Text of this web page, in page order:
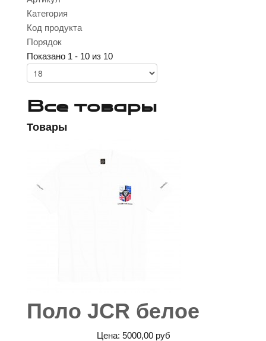
Категория
Код продукта
Порядок
Показано 1 - 10 из 10
Все товары
Товары
Поло JCR белое
Цена:5000,00 руб